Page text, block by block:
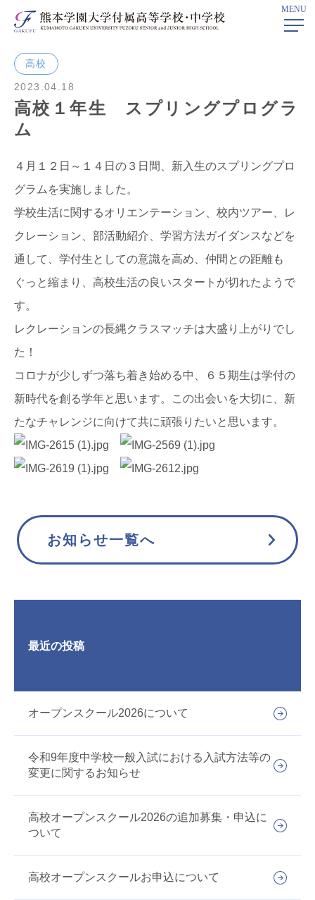
MENU
ホーム>学校ニュース> 高校１年生 スプリングプログラム
高校
2023.04.18
高校１年生 スプリングプログラ
ム
４月１２日～１４日の３日間、新入生のスプリングプロ
グラムを実施しました。
学校生活に関するオリエンテーション、校内ツアー、レ
クレーション、部活動紹介、学習方法ガイダンスなどを
通して、学付生としての意識を高め、仲間との距離も
ぐっと縮まり、高校生活の良いスタートが切れたようで
す。
レクレーションの長縄クラスマッチは大盛り上がりでし
た！
コロナが少しずつ落ち着き始める中、６５期生は学付の
新時代を創る学年と思います。この出会いを大切に、新
たなチャレンジに向けて共に頑張りたいと思います。
お知らせ一覧へ
最近の投稿
オープンスクール2026について
令和9年度中学校一般入試における入試方法等の
変更に関するお知らせ
高校オープンスクール2026の追加募集・申込に
ついて
高校オープンスクールお申込について